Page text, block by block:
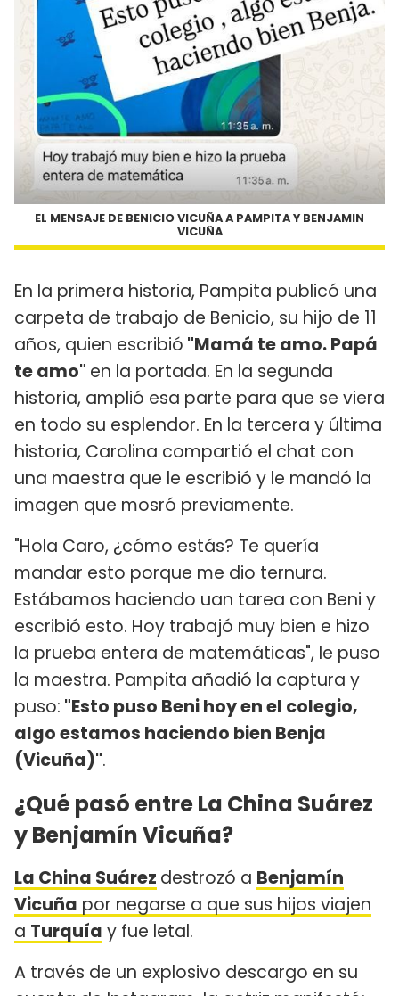
EL MENSAJE DE BENICIO VICUÑA A PAMPITA Y BENJAMIN
VICUÑA
En la primera historia, Pampita publicó una
carpeta de trabajo de Benicio, su hijo de 11
años, quien escribió "Mamá te amo. Papá
te amo" en la portada. En la segunda
historia, amplió esa parte para que se viera
en todo su esplendor. En la tercera y última
historia, Carolina compartió el chat con
una maestra que le escribió y le mandó la
imagen que mosró previamente.
"Hola Caro, ¿cómo estás? Te quería
mandar esto porque me dio ternura.
Estábamos haciendo uan tarea con Beni y
escribió esto. Hoy trabajó muy bien e hizo
la prueba entera de matemáticas", le puso
la maestra. Pampita añadió la captura y
puso: "Esto puso Beni hoy en el colegio,
algo estamos haciendo bien Benja
(Vicuña)".
¿Qué pasó entre La China Suárez
y Benjamín Vicuña?
La China Suárez destrozó a Benjamín
Vicuña por negarse a que sus hijos viajen
a Turquía y fue letal.
A través de un explosivo descargo en su